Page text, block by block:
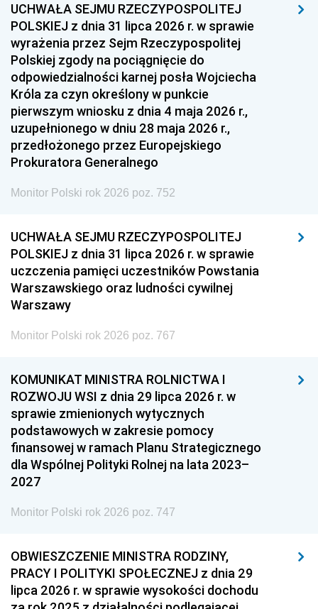
UCHWAŁA SEJMU RZECZYPOSPOLITEJ
POLSKIEJ z dnia 31 lipca 2026 r. w sprawie
wyrażenia przez Sejm Rzeczypospolitej
Polskiej zgody na pociągnięcie do
odpowiedzialności karnej posła Wojciecha
Króla za czyn określony w punkcie
pierwszym wniosku z dnia 4 maja 2026 r.,
uzupełnionego w dniu 28 maja 2026 r.,
przedłożonego przez Europejskiego
Prokuratora Generalnego
Monitor Polski rok 2026 poz. 752
UCHWAŁA SEJMU RZECZYPOSPOLITEJ
POLSKIEJ z dnia 31 lipca 2026 r. w sprawie
uczczenia pamięci uczestników Powstania
Warszawskiego oraz ludności cywilnej
Warszawy
Monitor Polski rok 2026 poz. 767
KOMUNIKAT MINISTRA ROLNICTWA I
ROZWOJU WSI z dnia 29 lipca 2026 r. w
sprawie zmienionych wytycznych
podstawowych w zakresie pomocy
finansowej w ramach Planu Strategicznego
dla Wspólnej Polityki Rolnej na lata 2023–
2027
Monitor Polski rok 2026 poz. 747
OBWIESZCZENIE MINISTRA RODZINY,
PRACY I POLITYKI SPOŁECZNEJ z dnia 29
lipca 2026 r. w sprawie wysokości dochodu